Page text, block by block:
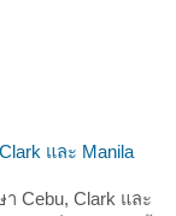
และ Manila
Cebu, Clark และ